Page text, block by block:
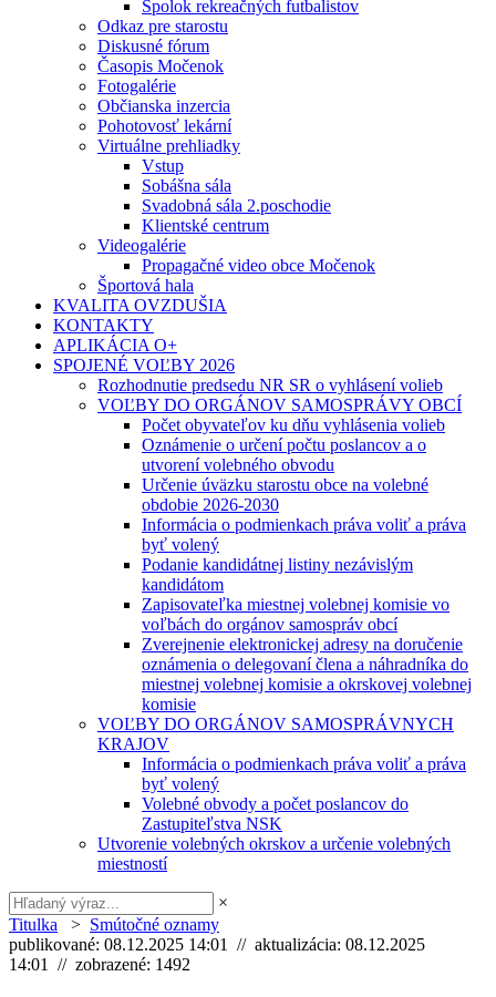
Spolok rekreačných futbalistov
Odkaz pre starostu
Diskusné fórum
Časopis Močenok
Fotogalérie
Občianska inzercia
Pohotovosť lekární
Virtuálne prehliadky
Vstup
Sobášna sála
Svadobná sála 2.poschodie
Klientské centrum
Videogalérie
Propagačné video obce Močenok
Športová hala
KVALITA OVZDUŠIA
KONTAKTY
APLIKÁCIA O+
SPOJENÉ VOĽBY 2026
Rozhodnutie predsedu NR SR o vyhlásení volieb
VOĽBY DO ORGÁNOV SAMOSPRÁVY OBCÍ
Počet obyvateľov ku dňu vyhlásenia volieb
Oznámenie o určení počtu poslancov a o
utvorení volebného obvodu
Určenie úväzku starostu obce na volebné
obdobie 2026-2030
Informácia o podmienkach práva voliť a práva
byť volený
Podanie kandidátnej listiny nezávislým
kandidátom
Zapisovateľka miestnej volebnej komisie vo
voľbách do orgánov samospráv obcí
Zverejnenie elektronickej adresy na doručenie
oznámenia o delegovaní člena a náhradníka do
miestnej volebnej komisie a okrskovej volebnej
komisie
VOĽBY DO ORGÁNOV SAMOSPRÁVNYCH
KRAJOV
Informácia o podmienkach práva voliť a práva
byť volený
Volebné obvody a počet poslancov do
Zastupiteľstva NSK
Utvorenie volebných okrskov a určenie volebných
miestností
×
Titulka > Smútočné oznamy
publikované: 08.12.2025 14:01 // aktualizácia: 08.12.2025
14:01 // zobrazené: 1492